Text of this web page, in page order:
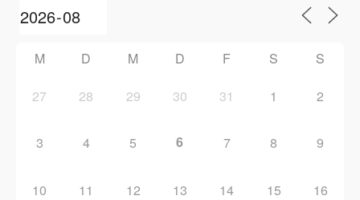
M D M D F S S
27 28 29 30 31 1 2
3 4 5 6 7 8 9
10 11 12 13 14 15 16